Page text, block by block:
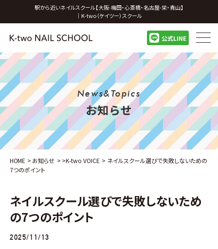
駅から近いネイルスクール【大阪-梅田・心斎橋・名古屋-栄・青山】
｜K-two（ケイツー）スクール
公式LINE
News&Topics
お知らせ
HOME > お知らせ > >K-two VOICE > ネイルスクール選びで失敗しないための
7つのポイント
ネイルスクール選びで失敗しないため
の7つのポイント
2025/11/13